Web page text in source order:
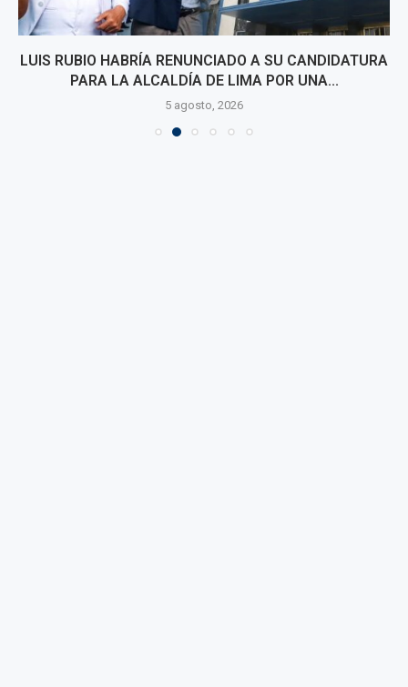
LUIS RUBIO HABRÍA RENUNCIADO A SU CANDIDATURA
PARA LA ALCALDÍA DE LIMA POR UNA...
5 agosto, 2026